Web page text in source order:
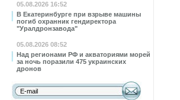
05.08.2026 16:52
В Екатеринбурге при взрыве машины
погиб охранник гендиректора
"Уралдронзавода"
05.08.2026 08:52
Над регионами РФ и акваториями морей
за ночь поразили 475 украинских
дронов